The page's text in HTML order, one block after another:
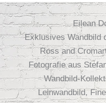
Eilean
Exklusives Wandbild
Ross and
Fotografie aus
Wandbild-
Leinwandbild,